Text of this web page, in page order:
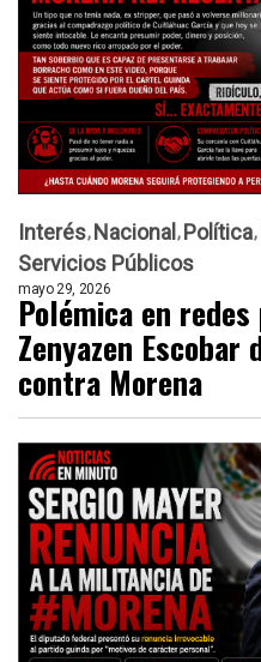
Interés Nacional Política
Servicios Públicos
mayo 29, 2026
Polémica en
Zenyazen
contra Morena